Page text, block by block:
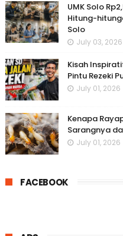
UMK Solo
Hitung-
Solo
July 03, 2026
Kisah
Pintu Rezeki
July 01, 2026
Kenapa
Sarangnya
July 01, 2026
FACEBOOK